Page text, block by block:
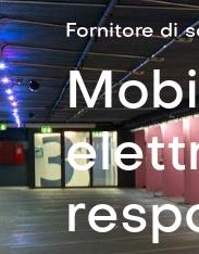
Fornitore di